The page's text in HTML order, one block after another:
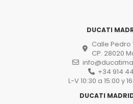
DUCATI
Calle Pedro
CP. 28020
+34 914
L-V 10:30 a 15:00 y
DUCATI